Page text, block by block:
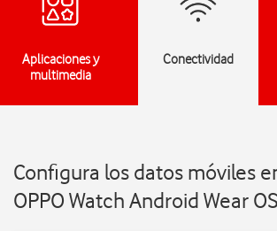
Aplicaciones y
multimedia
Conectividad
Configura los datos móviles
OPPO Watch Android Wear OS